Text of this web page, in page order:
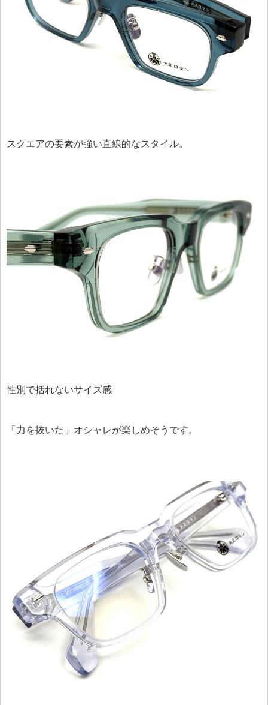
スクエアの要素が強い直線的なスタイル。
性別で括れないサイズ感
「力を抜いた」オシャレが楽しめそうです。